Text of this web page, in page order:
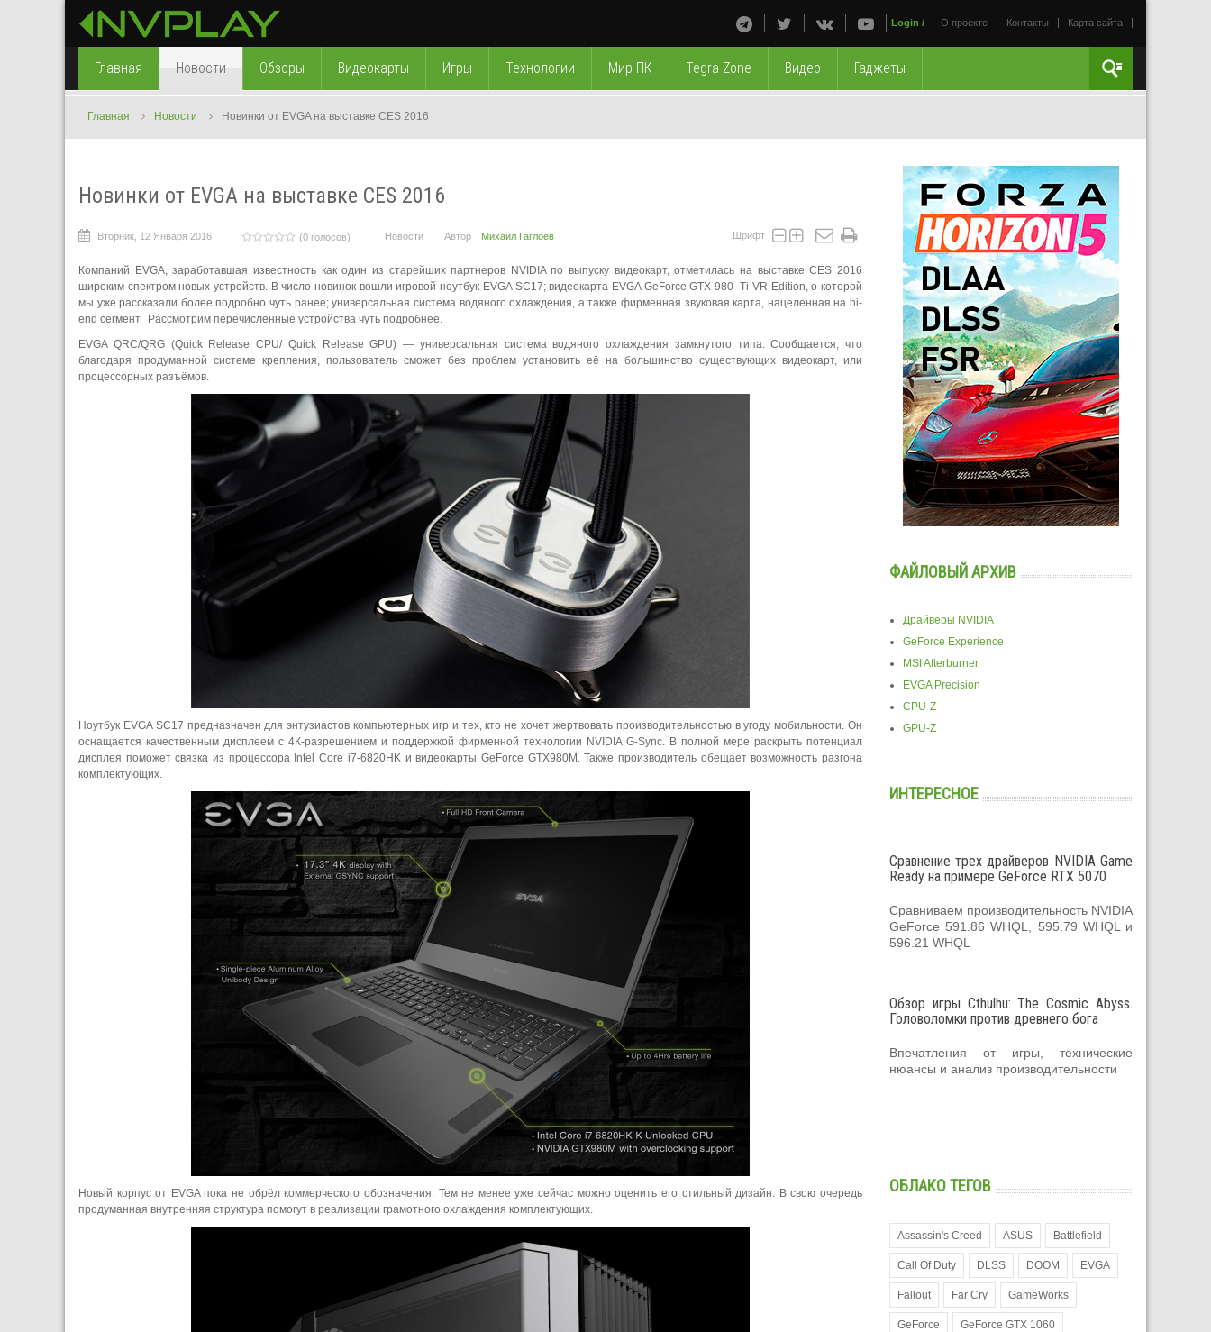
О проекте Контакты Карта сайта
Login /
Главная Новости Обзоры Видеокарты Игры Технологии Мир ПК Tegra Zone Видео Гаджеты
Главная Новости Новинки от EVGA на выставке CES 2016
Новинки от EVGA на выставке CES 2016
Вторник, 12 Января 2016 (0 голосов) Новости Автор Михаил Гаглоев Шрифт
Компаний EVGA, заработавшая известность как один из старейших партнеров NVIDIA по выпуску видеокарт, отметилась на выставке CES 2016
широким спектром новых устройств. В число новинок вошли игровой ноутбук EVGA SC17; видеокарта EVGA GeForce GTX 980 Ti VR Edition, о которой
мы уже рассказали более подробно чуть ранее; универсальная система водяного охлаждения, а также фирменная звуковая карта, нацеленная на hi-
end сегмент. Рассмотрим перечисленные устройства чуть подробнее.
EVGA QRC/QRG (Quick Release CPU/ Quick Release GPU) — универсальная система водяного охлаждения замкнутого типа. Сообщается, что
благодаря продуманной системе крепления, пользователь сможет без проблем установить её на большинство существующих видеокарт, или
процессорных разъёмов.
Ноутбук EVGA SC17 предназначен для энтузиастов компьютерных игр и тех, кто не хочет жертвовать производительностью в угоду мобильности. Он
оснащается качественным дисплеем с 4К-разрешением и поддержкой фирменной технологии NVIDIA G-Sync. В полной мере раскрыть потенциал
дисплея поможет связка из процессора Intel Core i7-6820HK и видеокарты GeForce GTX980M. Также производитель обещает возможность разгона
комплектующих.
Новый корпус от EVGA пока не обрёл коммерческого обозначения. Тем не менее уже сейчас можно оценить его стильный дизайн. В свою очередь
продуманная внутренняя структура помогут в реализации грамотного охлаждения комплектующих.
ФАЙЛОВЫЙ АРХИВ
Драйверы NVIDIA
GeForce Experience
MSI Afterburner
EVGA Precision
CPU-Z
GPU-Z
ИНТЕРЕСНОЕ
Сравнение трех драйверов NVIDIA Game
Ready на примере GeForce RTX 5070
Сравниваем производительность NVIDIA
GeForce 591.86 WHQL, 595.79 WHQL и
596.21 WHQL
Обзор игры Cthulhu: The Cosmic Abyss.
Головоломки против древнего бога
Впечатления от игры, технические
нюансы и анализ производительности
ОБЛАКО ТЕГОВ
Assassin's Creed ASUS Battlefield
Call Of Duty DLSS DOOM EVGA
Fallout Far Cry GameWorks
GeForce GeForce GTX 1060